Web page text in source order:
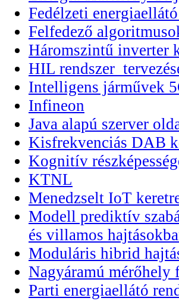
Fedélzeti
Felfedező
Háromszintű inverter
HIL rendszer
Intelligens járművek
Infineon
Java alapú szerver
Kisfrekvenciás DAB
Kognitív
KTNL
Menedzselt IoT
Modell prediktív
és villamos
Moduláris hibrid
Nagyáramú mérőhely
Parti energiaellátó